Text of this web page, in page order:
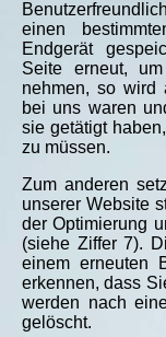
einen
Endgerät
Seite erneut,
nehmen, so wird
bei uns waren
sie getätigt
zu müssen.
Zum anderen
unserer Website
der Optimierung
(siehe Ziffer 7).
einem erneuten
erkennen, dass
werden nach
gelöscht.